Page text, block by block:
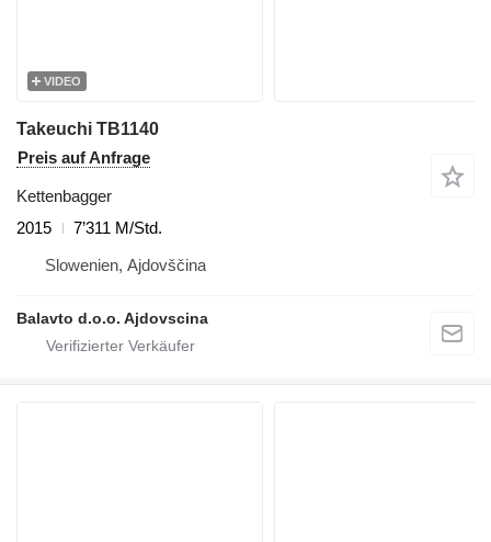
VIDEO
Takeuchi TB1140
Preis auf Anfrage
Kettenbagger
2015
7’311 M/Std.
Slowenien, Ajdovščina
Balavto d.o.o. Ajdovscina